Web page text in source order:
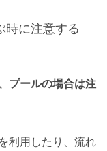
時に注意する
プールの場合は注
利用したり、流れ